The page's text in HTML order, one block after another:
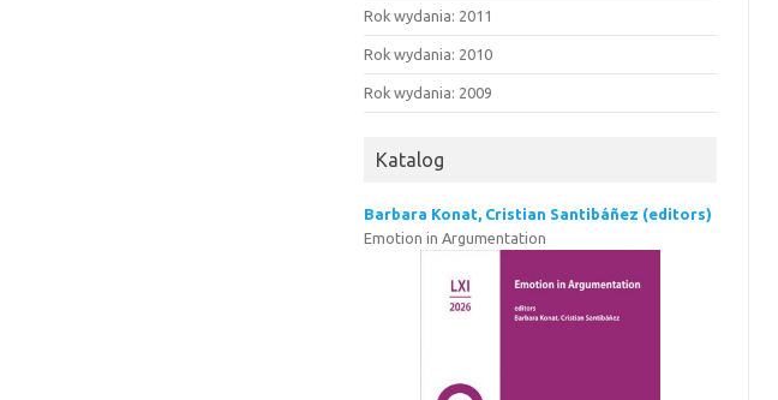
Rok wydania: 2011
Rok wydania: 2010
Rok wydania: 2009
Katalog
Barbara Konat, Cristian Santibáñez (editors)
Emotion in Argumentation